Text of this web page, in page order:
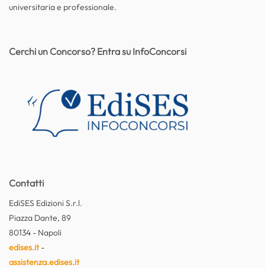
universitaria e professionale.
Contatti
EdiSES Edizioni S.r.l.
Piazza Dante, 89
80134 - Napoli
edises.it-
assistenza.edises.it
Cerchi un Concorso? Entra su InfoConcorsi